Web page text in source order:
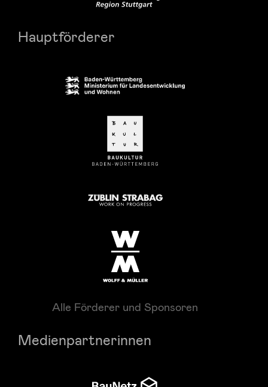
Hauptförderer
Alle Förderer und Sponsoren
Medienpartnerinnen